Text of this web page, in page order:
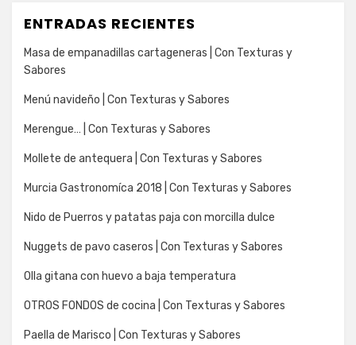
ENTRADAS RECIENTES
Masa de empanadillas cartageneras | Con Texturas y
Sabores
Menú navideño | Con Texturas y Sabores
Merengue… | Con Texturas y Sabores
Mollete de antequera | Con Texturas y Sabores
Murcia Gastronomíca 2018 | Con Texturas y Sabores
Nido de Puerros y patatas paja con morcilla dulce
Nuggets de pavo caseros | Con Texturas y Sabores
Olla gitana con huevo a baja temperatura
OTROS FONDOS de cocina | Con Texturas y Sabores
Paella de Marisco | Con Texturas y Sabores